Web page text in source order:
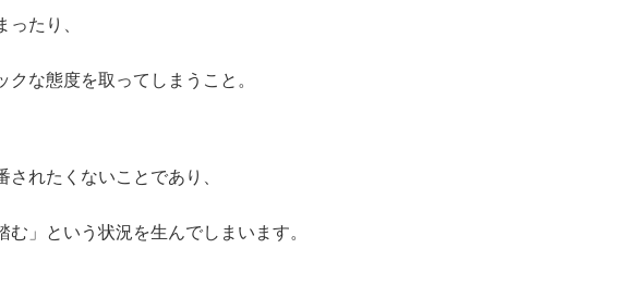
たり、
な態度を取ってしまうこと。
れたくないことであり、
む」という状況を生んでしまいます。